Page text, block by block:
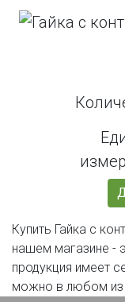
Купить Гайка с
нашем магазине -
продукция имеет
можно в любом из